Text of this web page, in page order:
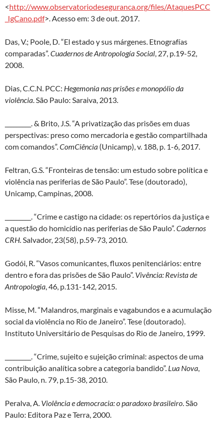
<http://www.observatoriodeseguranca.org/files/AtaquesPCC
_IgCano.pdf>. Acesso em: 3 de out. 2017.
Das, V.; Poole, D. “El estado y sus márgenes. Etnografías
comparadas”.Cuadernos de Antropología Social, 27, p.19-52,
2008.
Dias, C.C.N. PCC: Hegemonia nas prisões e monopólio da
violência. São Paulo: Saraiva, 2013.
_________. & Brito, J.S. “A privatização das prisões em duas
perspectivas: preso como mercadoria e gestão compartilhada
com comandos”.ComCiência (Unicamp), v. 188, p. 1-6, 2017.
Feltran, G.S. “Fronteiras de tensão: um estudo sobre política e
violência nas periferias de São Paulo”. Tese (doutorado),
Unicamp, Campinas, 2008.
_________. “Crime e castigo na cidade: os repertórios da justiça e
a questão do homicídio nas periferias de São Paulo”.Cadernos
CRH.Salvador, 23(58), p.59-73, 2010.
Godói, R. “Vasos comunicantes, fluxos penitenciários: entre
dentro e fora das prisões de São Paulo”. Vivência: Revista de
Antropologia, 46, p.131-142, 2015.
Misse, M. “Malandros, marginais e vagabundos e a acumulação
social da violência no Rio de Janeiro”. Tese (doutorado).
Instituto Universitário de Pesquisas do Rio de Janeiro, 1999.
_________. “Crime, sujeito e sujeição criminal: aspectos de uma
contribuição analítica sobre a categoria bandido”. Lua Nova,
São Paulo, n. 79, p.15-38, 2010.
Peralva, A. Violência e democracia: o paradoxo brasileiro. São
Paulo: Editora Paz e Terra, 2000.